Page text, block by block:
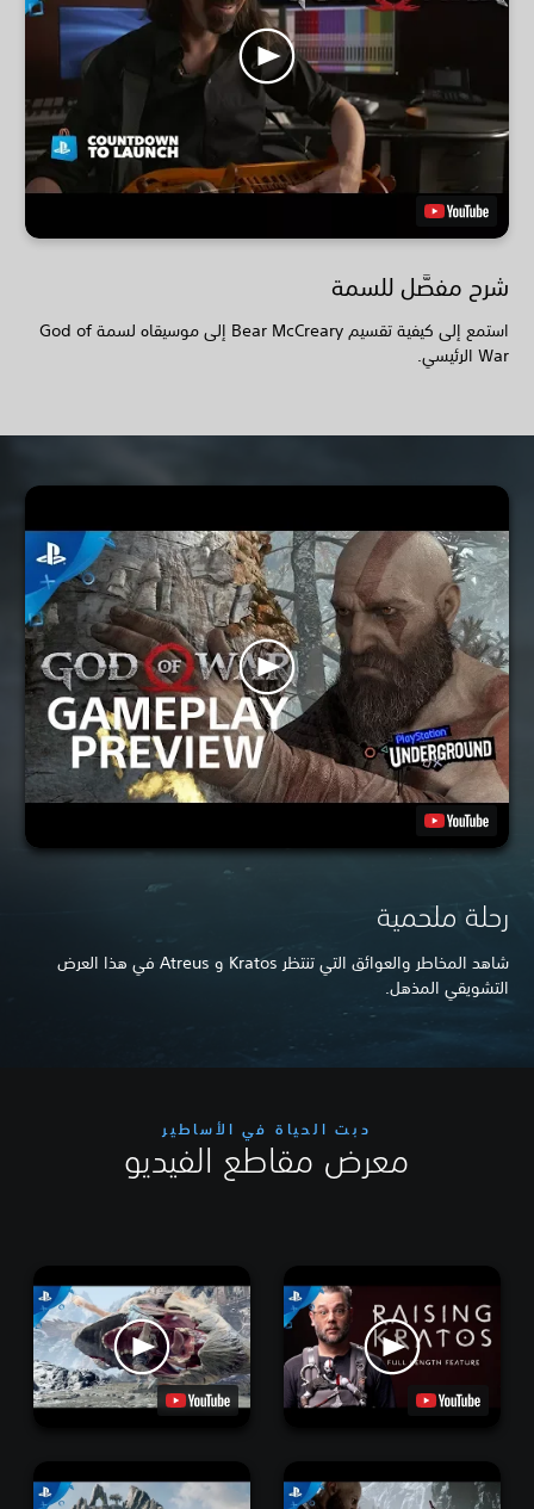
شرح مفصَّل للسمة
استمع إلى كيفية تقسيم Bear McCreary إلى موسيقاه لسمة God of
War الرئيسي.
رحلة ملحمية
شاهد المخاطر والعوائق التي تنتظر Kratos و Atreus في هذا العرض
التشويقي المذهل.
دبت الحياة في الأساطير
معرض مقاطع الفيديو